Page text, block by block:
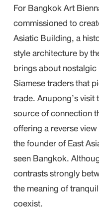
For Bangkok Art
commissioned to
Asiatic Building, a
style architecture by
brings about
Siamese traders that
trade. Anupong’s
source of connection
offering a reverse
the founder of East
seen Bangkok.
contrasts strongly
the meaning of
coexist.